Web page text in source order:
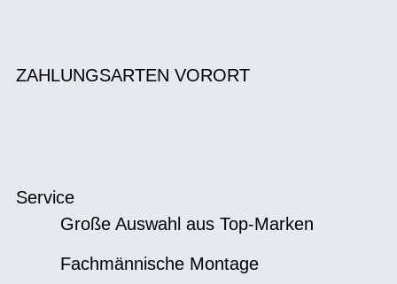
ZAHLUNGSARTEN VORORT
Service
Große Auswahl aus Top-Marken
Fachmännische Montage